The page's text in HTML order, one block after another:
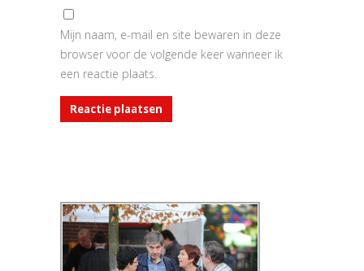
Mijn naam, e-mail en site bewaren in deze
browser voor de volgende keer wanneer ik
een reactie plaats.